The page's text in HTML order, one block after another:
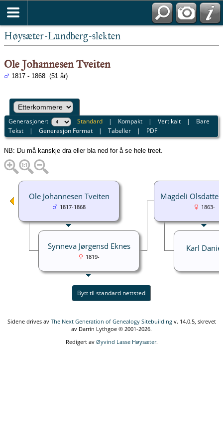
Høysæter-Lundberg-slekten
Ole Johannesen Tveiten
1817 - 1868 (51 år)
Generasjoner: Standard | Kompakt |Vertikalt | Bare
Tekst |Generasjon Format |Tabeller | PDF
NB: Du må kanskje dra eller bla ned for å se hele treet.
Magdeli
1863-
Karl
Ole Johannesen Tveiten
1817-1868
Synneva Jørgensd Eknes
1819-
Bytt til standard nettsted
Sidene drives av The Next Generation of Genealogy Sitebuildingv. 14.0.5, skrevet
av Darrin Lythgoe © 2001-2026.
Redigert av Øyvind Lasse Høysæter.